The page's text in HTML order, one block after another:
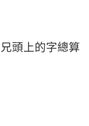
頭上的字總算